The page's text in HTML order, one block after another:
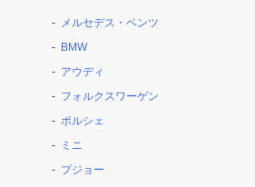
メルセデス・ベンツ
BMW
アウディ
フォルクスワーゲン
ポルシェ
ミニ
プジョー